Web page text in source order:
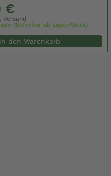
€
Versand
(lieferbar ab Lager/Werk)
in den Warenkorb